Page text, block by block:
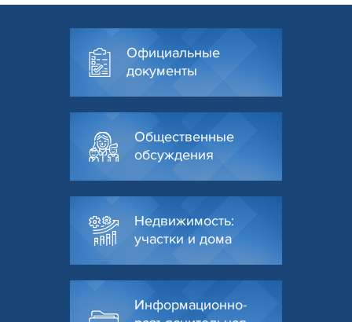
Официальные
документы
Общественные
обсуждения
Недвижимость:
участки и дома
Информационно-